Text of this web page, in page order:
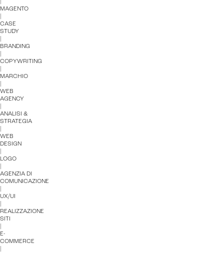
MAGENTO
CASE
STUDY
BRANDING
COPYWRITING
MARCHIO
WEB
AGENCY
ANALISI &
STRATEGIA
WEB
DESIGN
LOGO
AGENZIA DI
COMUNICAZIONE
UX/UI
REALIZZAZIONE
SITI
E-
COMMERCE